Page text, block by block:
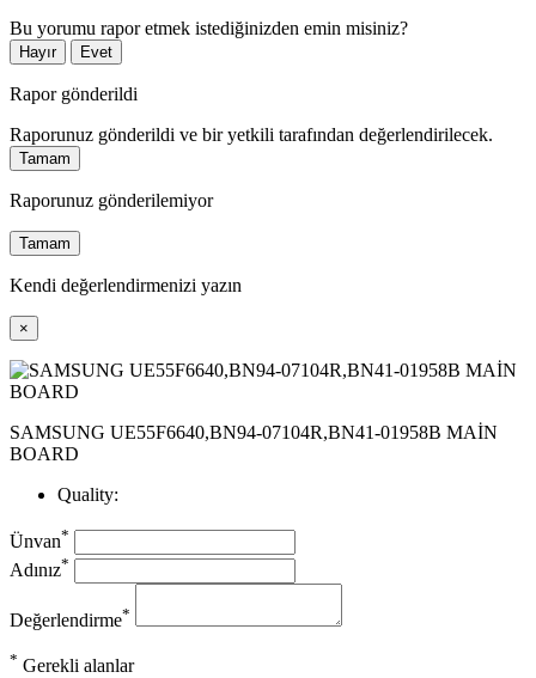
Bu yorumu rapor etmek istediğinizden emin misiniz?
Hayır Evet
Rapor gönderildi
Raporunuz gönderildi ve bir yetkili tarafından değerlendirilecek.
Tamam
Raporunuz gönderilemiyor
Tamam
Kendi değerlendirmenizi yazın
×
SAMSUNG UE55F6640,BN94-07104R,BN41-01958B MAİN
BOARD
Quality:
Ünvan*
Adınız*
Değerlendirme*
* Gerekli alanlar